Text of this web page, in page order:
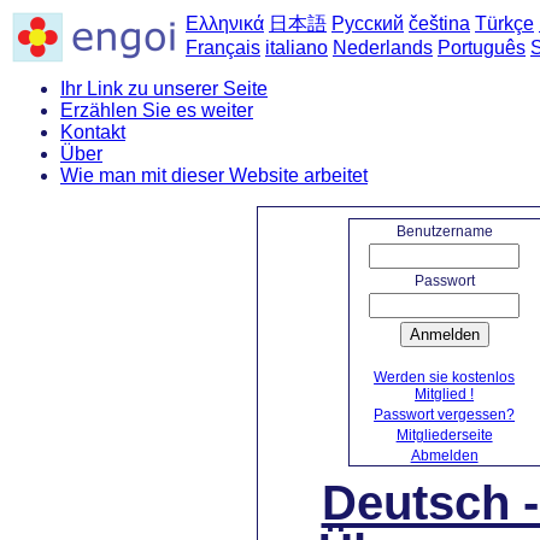
Ελληνικά 日本語 Русский čeština Türkçe
Français italiano Nederlands Português
Ihr Link zu unserer Seite
Erzählen Sie es weiter
Kontakt
Über
Wie man mit dieser Website arbeitet
Benutzername
Passwort
Anmelden
Werden sie kostenlos
Mitglied !
Passwort vergessen?
Mitgliederseite
Abmelden
Deutsch